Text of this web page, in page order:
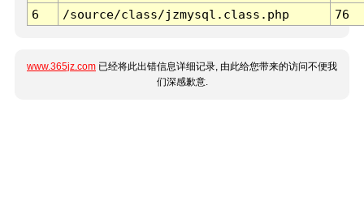
6
/source/class/jzmysql.class.php 76
www.365jz.com 已经将此出错信息详细记录, 由此给您带来的访问不便我
们深感歉意.